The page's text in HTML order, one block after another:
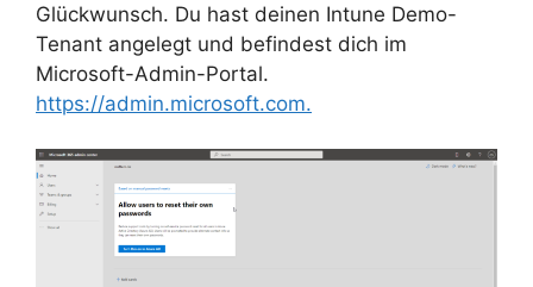
Glückwunsch. Du hast deinen Intune Demo-
Tenant angelegt und befindest dich im
Microsoft-Admin-Portal.
https://admin.microsoft.com.